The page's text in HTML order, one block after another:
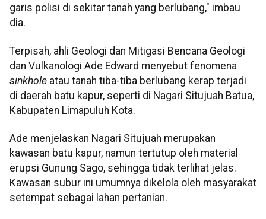
garis polisi di sekitar tanah yang berlubang," imbau
dia.
Terpisah, ahli Geologi dan Mitigasi Bencana Geologi
dan Vulkanologi Ade Edward menyebut fenomena
sinkhole atau tanah tiba-tiba berlubang kerap terjadi
di daerah batu kapur, seperti di Nagari Situjuah Batua,
Kabupaten Limapuluh Kota.
Ade menjelaskan Nagari Situjuah merupakan
kawasan batu kapur, namun tertutup oleh material
erupsi Gunung Sago, sehingga tidak terlihat jelas.
Kawasan subur ini umumnya dikelola oleh masyarakat
setempat sebagai lahan pertanian.